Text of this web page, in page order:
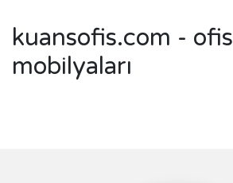
kuansofis.com - ofis
mobilyaları